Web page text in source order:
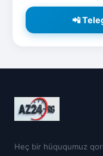
📲
Heç bir hüququmuz